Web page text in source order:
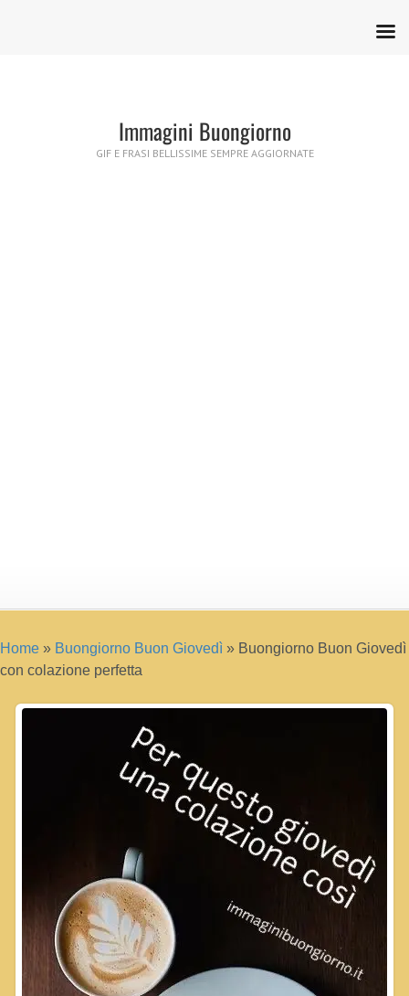
Immagini Buongiorno
GIF E FRASI BELLISSIME SEMPRE AGGIORNATE
Home » Buongiorno Buon Giovedì » Buongiorno Buon Giovedì
con colazione perfetta